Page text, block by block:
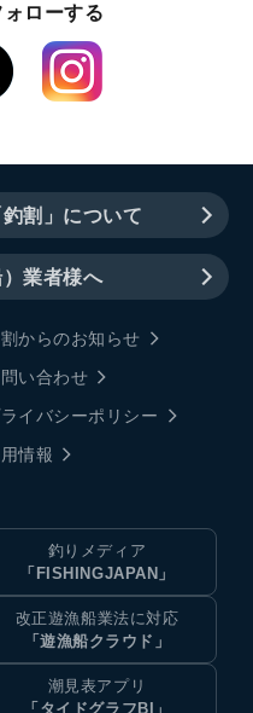
ローする
割」について
業者様へ
からのお知らせ
い合わせ
イバシーポリシー
情報
釣りメディア
「FISHINGJAPAN」
改正遊漁船業法に対応
「遊漁船クラウド」
潮見表アプリ
「タイドグラフBI」